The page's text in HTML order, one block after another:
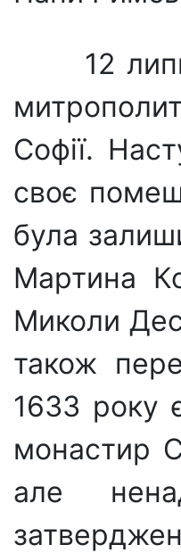
12
Софії.
своє
була
Мартина
Миколи
також
1633 року
мо­настир
але